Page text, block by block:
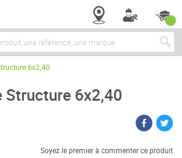
Chercher
6x2,40
Structure 6x2,40
Soyez le premier à commenter ce produit